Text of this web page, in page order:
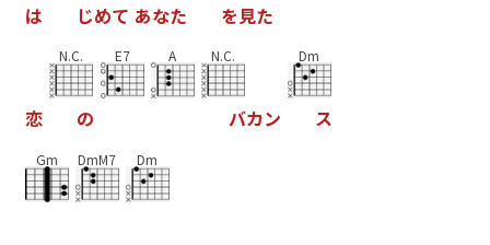
は じめて あなた を見た
恋
N.C.
の
E7 A N.C.
バカン
Dm
ス
Gm DmM7 Dm